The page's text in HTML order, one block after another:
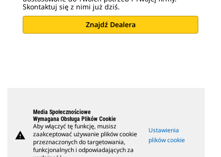
Skontaktuj się z nimi już dziś.
Znajdź Dealera
warning
Media Społecznościowe
Wymagana Obsługa Plików Cookie
Aby włączyć tę funkcję, musisz
zaakceptować używanie plików cookie
przeznaczonych do targetowania,
funkcjonalnych i odpowiadających za
Ustawienia
plików cookie